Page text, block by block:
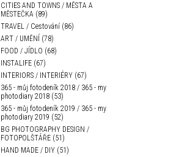
CITIES AND TOWNS / MĚSTA A
MĚSTEČKA (89)
TRAVEL / Cestování (86)
ART / UMĚNÍ (78)
FOOD / JÍDLO (68)
INSTALIFE (67)
INTERIORS / INTERIÉRY (67)
365 - můj fotodeník 2018 / 365 - my
photodiary 2018 (53)
365 - můj fotodeník 2019 / 365 - my
photodiary 2019 (52)
BG PHOTOGRAPHY DESIGN /
FOTOPOLŠTÁŘE (51)
HAND MADE / DIY (51)